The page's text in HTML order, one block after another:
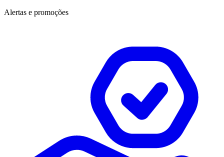
Alertas e promoções